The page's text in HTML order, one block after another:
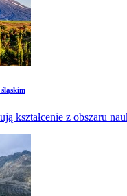
kształcenie z obszaru